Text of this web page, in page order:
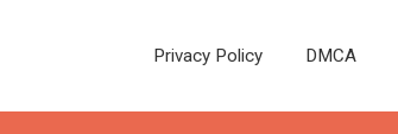
Privacy Policy DMCA